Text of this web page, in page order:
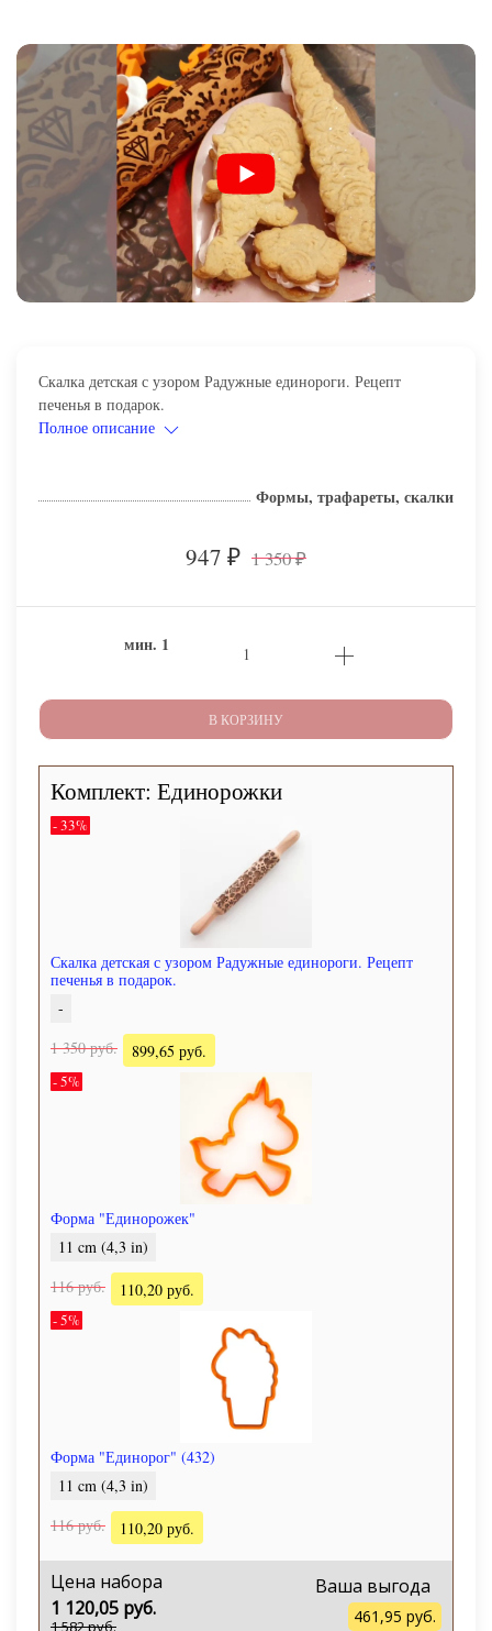
Скалка детская с узором Радужные единороги. Рецепт
печенья в подарок.
Полное описание
Формы, трафареты, скалки
947 ₽ 1 350₽
мин. 1
В КОРЗИНУ
Комплект: Единорожки
- 33%
Скалка детская с узором Радужные единороги. Рецепт
печенья в подарок.
-
1 350 руб.
899,65 руб.
- 5%
Форма "Единорожек"
11 cm (4,3 in)
116 руб.
110,20 руб.
- 5%
Форма "Единорог" (432)
11 cm (4,3 in)
116 руб.
110,20 руб.
Цена набора
1 120,05 руб.
1 582 руб.
Ваша выгода
461,95 руб.